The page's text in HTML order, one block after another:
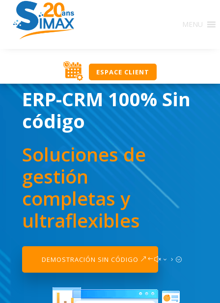
MENU
ESPACE CLIENT
ERP-CRM 100% Sin
código
Soluciones de
gestión
completas y
ultraflexibles
DEMOSTRACIÓN SIN CÓDIGO